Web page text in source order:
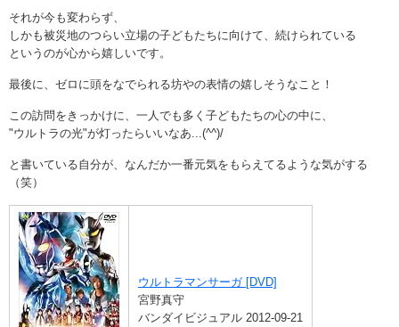
それが今も変わらず、
しかも被災地のつらい立場の子どもたちに向けて、続けられている
というのが心から嬉しいです。
最後に、ゼロに頭をなでられる坊やの表情の嬉しそうなこと！
この訪問をきっかけに、一人でも多く子どもたちの心の中に、
"ウルトラの光"が灯ったらいいなあ...(^^)/
と書いている自分が、なんだか一番元気をもらえてるような気がする
（笑）
ウルトラマンサーガ [DVD]
宮野真守
バンダイビジュアル 2012-09-21